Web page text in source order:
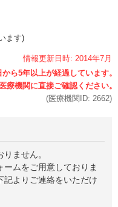
ます)
情報更新日時: 2014年7月
(医療機関ID: 2662)
ません。
ムをご用意しておりま
記よりご連絡をいただけ